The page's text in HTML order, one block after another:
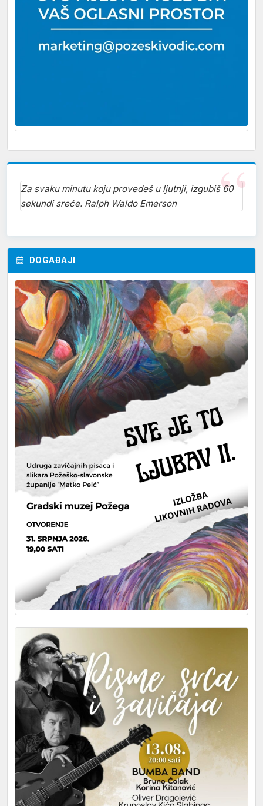
Za svaku minutu koju provedeš u ljutnji, izgubiš 60
sekundi sreće. Ralph Waldo Emerson
DOGAĐAJI